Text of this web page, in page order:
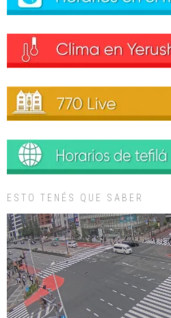
ESTO TENÉS QUE SABER